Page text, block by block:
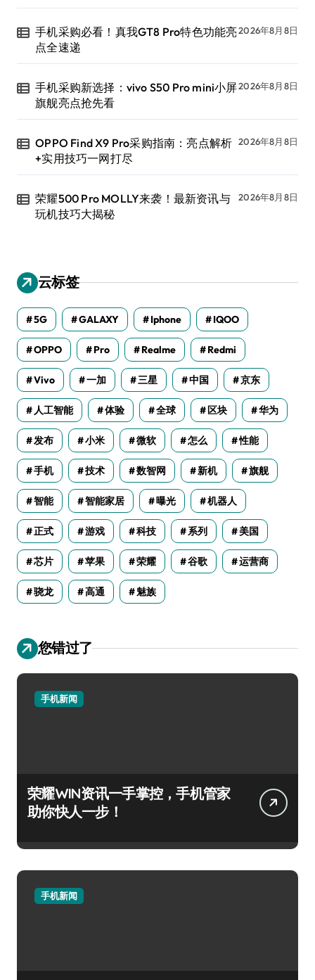
手机采购必看！真我GT8 Pro特色功能亮
点全速递
2026年8月8日
手机采购新选择：vivo S50 Pro mini小屏
旗舰亮点抢先看
2026年8月8日
OPPO Find X9 Pro采购指南：亮点解析
+实用技巧一网打尽
2026年8月8日
荣耀500 Pro MOLLY来袭！最新资讯与
玩机技巧大揭秘
2026年8月8日
云标签
5G GALAXY Iphone IQOO
OPPO Pro Realme Redmi
Vivo 一加 三星 中国 京东
人工智能 体验 全球 区块 华为
发布 小米 微软 怎么 性能
手机 技术 数智网 新机 旗舰
智能 智能家居 曝光 机器人
正式 游戏 科技 系列 美国
芯片 苹果 荣耀 谷歌 运营商
骁龙 高通 魅族
您错过了
手机新闻
荣耀WIN资讯一手掌控，手机管家
助你快人一步！
手机新闻